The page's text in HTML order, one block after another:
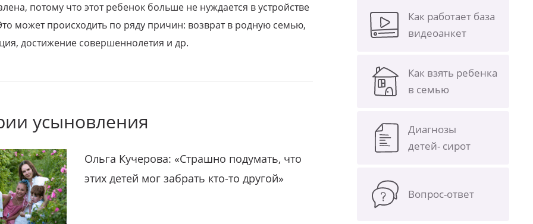
потому что этот ребенок больше не нуждается в устройстве
может происходить по ряду причин: возврат в родную семью,
достижение совершеннолетия и др.
усыновления
Ольга Кучерова: «Страшно подумать, что
этих детей мог забрать кто-то другой»
Как работает база
видеоанкет
Как взять ребенка
в семью
Диагнозы
детей- сирот
Вопрос-ответ